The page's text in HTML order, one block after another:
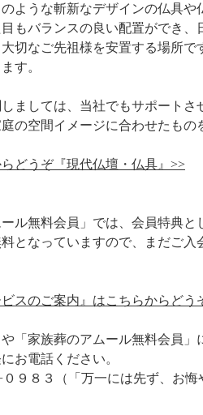
ような斬新なデザインの仏具
もバランスの良い配置ができ
切なご先祖様を安置する場所
す。
ましては、当社でもサポートさ
の空間イメージに合わせたもの
どうぞ『現代仏壇・仏具』>>
ール無料会員」では、会員特典
となっていますので、まだご
ビスのご案内』はこちらからどう
や「家族葬のアムール無料会員
お電話ください。
９８３（「万一には先ず、お悔